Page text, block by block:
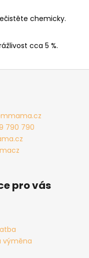
chemicky.
cca 5 %.
790 790
pro vás
výměna